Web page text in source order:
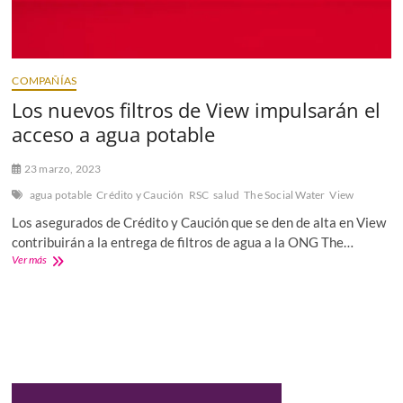
COMPAÑÍAS
Los nuevos filtros de View impulsarán el
acceso a agua potable
23 marzo, 2023
agua potable Crédito y Caución RSC salud The Social Water View
Los asegurados de Crédito y Caución que se den de alta en View
contribuirán a la entrega de filtros de agua a la ONG The…
Ver másLos